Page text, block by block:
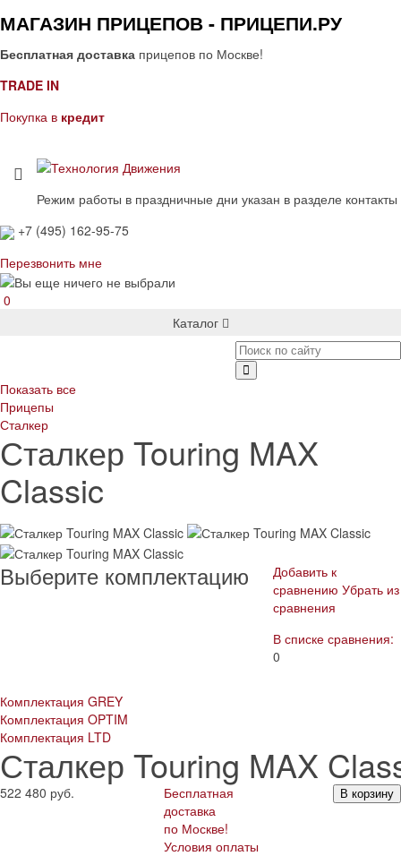
МАГАЗИН ПРИЦЕПОВ - ПРИЦЕПИ.РУ
Бесплатная доставка прицепов по Москве!
TRADE IN
Покупка в кредит
Режим работы в праздничные дни указан в разделе контакты
+7 (495) 162-95-75
Перезвонить мне
0
Каталог
Показать все
Прицепы
Сталкер
Сталкер Touring MAX
Classic
Выберите комплектацию
Добавить к
сравнению Убрать из
сравнения
В списке сравнения:
0
Комплектация GREY
Комплектация OPTIM
Комплектация LTD
Сталкер Touring MAX
522 480 руб.
Бесплатная
доставка
по Москве!
Условия оплаты
В корзину